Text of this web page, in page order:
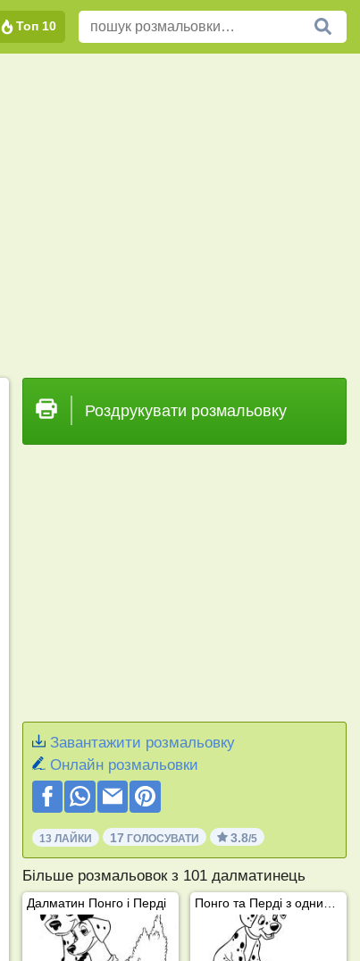
Топ 10
Роздрукувати розмальовку
Завантажити розмальовку
Онлайн розмальовки
13 ЛАЙКИ 17 ГОЛОСУВАТИ 3.8/5
Більше розмальовок з 101 далматинець
Далматин Понго і Перді